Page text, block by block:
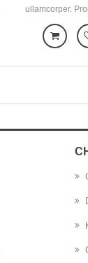
ullamcorper.
gravida et
tristique ut
primis in